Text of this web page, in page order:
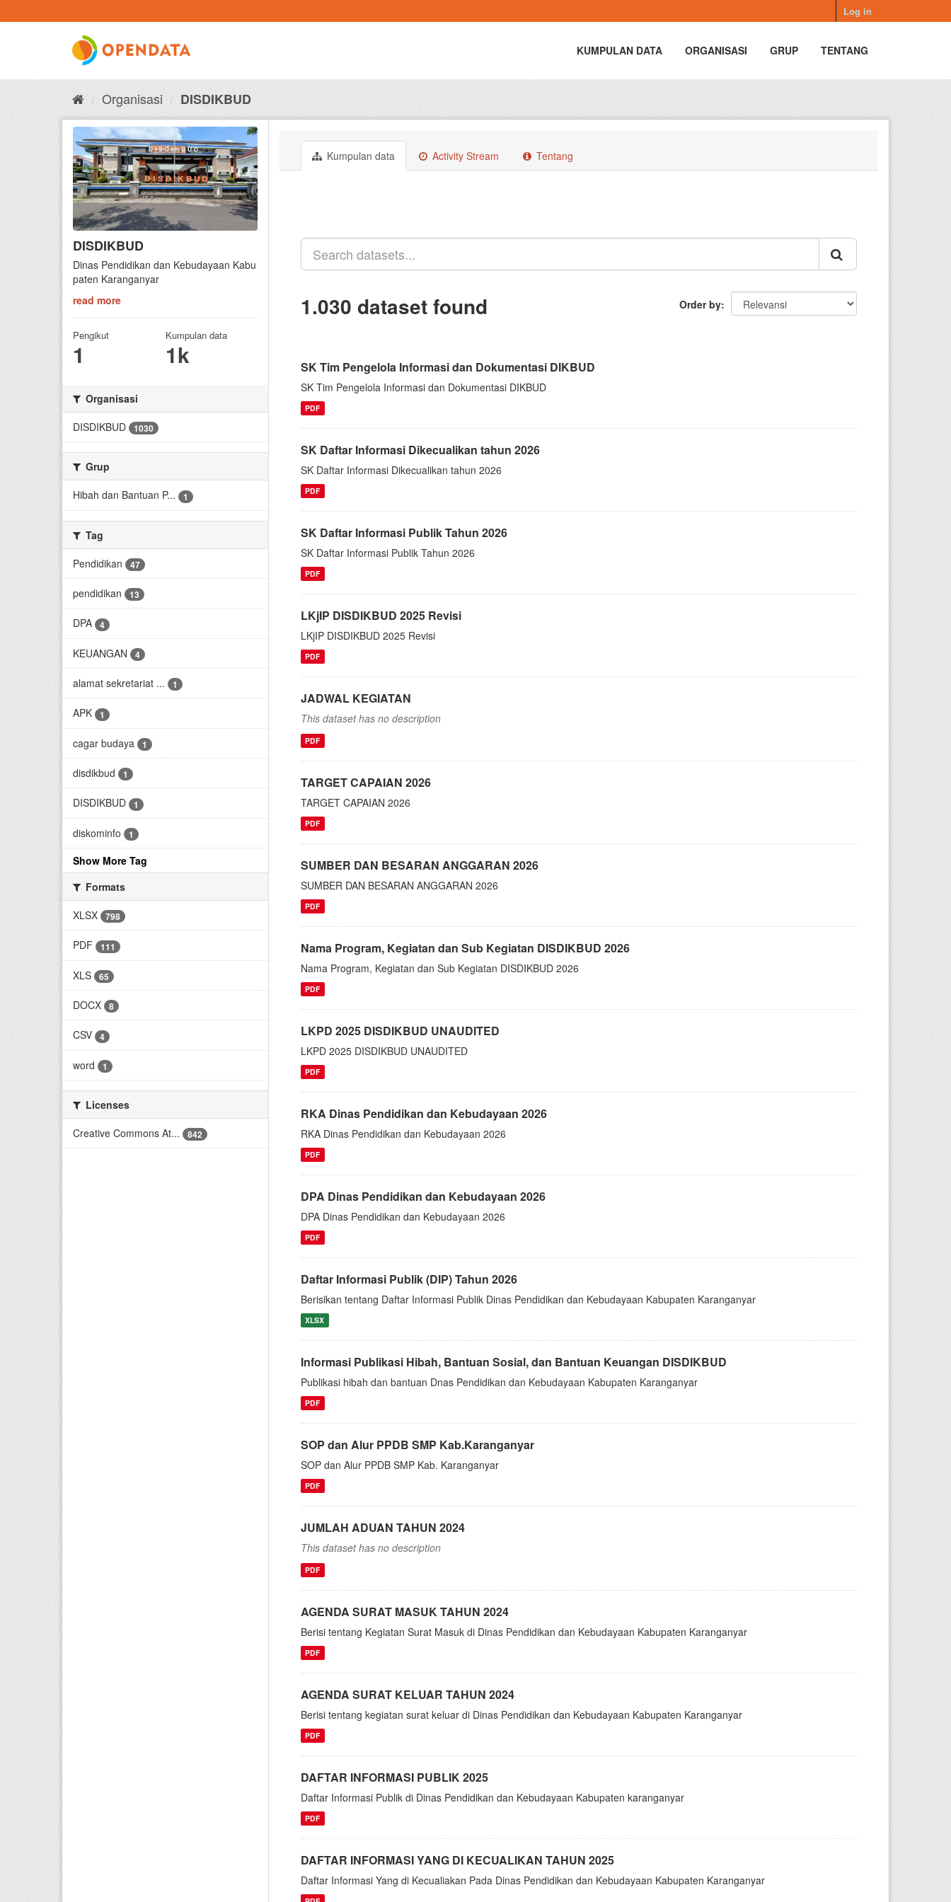
to
Log in
KUMPULAN DATA ORGANISASI GRUP TENTANG
Organisasi DISDIKBUD
DISDIKBUD
Dinas Pendidikan dan Kebudayaan Kabu
paten Karanganyar
read more
Pengikut
1
Kumpulan data
1k
Organisasi
DISDIKBUD
1030
Grup
Hibah dan Bantuan P...
1
Tag
Pendidikan
47
pendidikan 13
DPA 4
KEUANGAN 4
alamat sekretariat ... 1
APK 1
cagar budaya 1
disdikbud 1
DISDIKBUD 1
diskominfo 1
Show More Tag
Formats
XLSX
798
PDF 111
XLS 65
DOCX 8
CSV 4
word 1
Licenses
Creative Commons At...
842
Kumpulan data Activity Stream Tentang
Order by
1.030 dataset found
SK Tim Pengelola Informasi dan Dokumentasi DIKBUD
SK Tim Pengelola Informasi dan Dokumentasi DIKBUD
PDF
SK Daftar Informasi Dikecualikan tahun 2026
SK Daftar Informasi Dikecualikan tahun 2026
PDF
SK Daftar Informasi Publik Tahun 2026
SK Daftar Informasi Publik Tahun 2026
PDF
LKjIP DISDIKBUD 2025 Revisi
LKjIP DISDIKBUD 2025 Revisi
PDF
JADWAL KEGIATAN
This dataset has no description
PDF
TARGET CAPAIAN 2026
TARGET CAPAIAN 2026
PDF
SUMBER DAN BESARAN ANGGARAN 2026
SUMBER DAN BESARAN ANGGARAN 2026
PDF
Nama Program, Kegiatan dan Sub Kegiatan DISDIKBUD 2026
Nama Program, Kegiatan dan Sub Kegiatan DISDIKBUD 2026
PDF
LKPD 2025 DISDIKBUD UNAUDITED
LKPD 2025 DISDIKBUD UNAUDITED
PDF
RKA Dinas Pendidikan dan Kebudayaan 2026
RKA Dinas Pendidikan dan Kebudayaan 2026
PDF
DPA Dinas Pendidikan dan Kebudayaan 2026
DPA Dinas Pendidikan dan Kebudayaan 2026
PDF
Daftar Informasi Publik (DIP) Tahun 2026
Berisikan tentang Daftar Informasi Publik Dinas Pendidikan dan Kebudayaan Kabupaten Karanganyar
XLSX
Informasi Publikasi Hibah, Bantuan Sosial, dan Bantuan Keuangan DISDIKBUD
Publikasi hibah dan bantuan Dnas Pendidikan dan Kebudayaan Kabupaten Karanganyar
PDF
SOP dan Alur PPDB SMP Kab.Karanganyar
SOP dan Alur PPDB SMP Kab. Karanganyar
PDF
JUMLAH ADUAN TAHUN 2024
This dataset has no description
PDF
AGENDA SURAT MASUK TAHUN 2024
Berisi tentang Kegiatan Surat Masuk di Dinas Pendidikan dan Kebudayaan Kabupaten Karanganyar
PDF
AGENDA SURAT KELUAR TAHUN 2024
Berisi tentang kegiatan surat keluar di Dinas Pendidikan dan Kebudayaan Kabupaten Karanganyar
PDF
DAFTAR INFORMASI PUBLIK 2025
Daftar Informasi Publik di Dinas Pendidikan dan Kebudayaan Kabupaten karanganyar
PDF
DAFTAR INFORMASI YANG DI KECUALIKAN TAHUN 2025
Daftar Informasi Yang di Kecualiakan Pada Dinas Pendidikan dan Kebudayaan Kabupaten Karanganyar